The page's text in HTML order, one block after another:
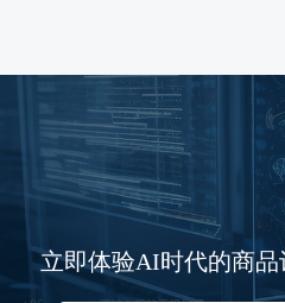
立即体验AI时代的商